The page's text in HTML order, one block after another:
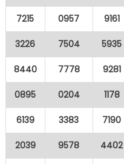
7215 0957 9161
3226 7504 5935
8440 7778 9281
0895 0204 1178
6139 3383 7190
2039 9578 4402